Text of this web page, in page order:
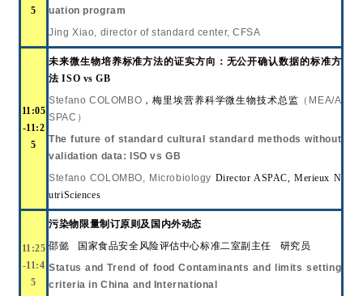
5
uation program
Jing Xiao, director of standard center, CFSA
11:05
-11:2
5
未来微生物培养标准方法的证实方向：无公开确认数据的标准方
法 ISO vs GB
Stefano COLOMBO ，梅里埃营养科学微生物技术总监 （ MEA/A
SPAC ）
The future of standard cultural standard methods without
validation data: ISO vs GB
Stefano COLOMBO, Microbiology Director ASPAC, Merieux N
utriSciences
11:25
-11:4
5
污染物限量制订原则及国内外动态
邵懿
国家食品安全风险评估中心标准二室副主任 研究员
Status and Trend of food Contaminants and limits setting
criteria in China and International